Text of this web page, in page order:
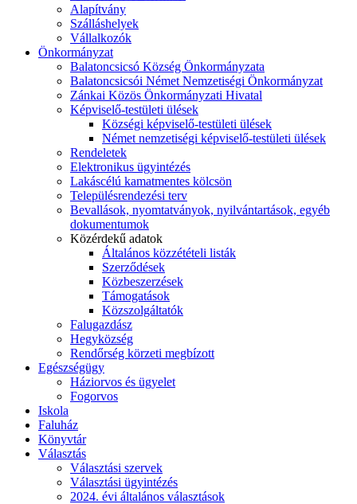
Alapítvány
Szálláshelyek
Vállalkozók
Önkormányzat
Balatoncsicsó Község Önkormányzata
Balatoncsicsói Német Nemzetiségi Önkormányzat
Zánkai Közös Önkormányzati Hivatal
Képviselő-testületi ülések
Községi képviselő-testületi ülések
Német nemzetiségi képviselő-testületi ülések
Rendeletek
Elektronikus ügyintézés
Lakáscélú kamatmentes kölcsön
Településrendezési terv
Bevallások, nyomtatványok, nyilvántartások, egyéb
dokumentumok
Közérdekű adatok
Általános közzétételi listák
Szerződések
Közbeszerzések
Támogatások
Közszolgáltatók
Falugazdász
Hegyközség
Rendőrség körzeti megbízott
Egészségügy
Háziorvos és ügyelet
Fogorvos
Iskola
Faluház
Könyvtár
Választás
Választási szervek
Választási ügyintézés
2024. évi általános választások